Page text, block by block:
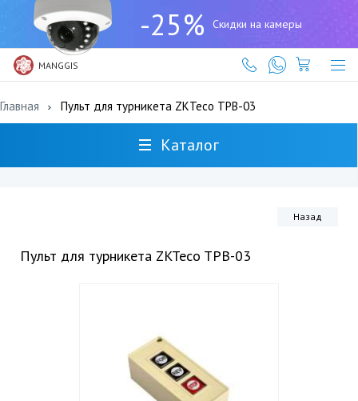
-25% Скидки на камеры
MANGGIS
(727)
317-
61-
61
Главная Пульт для турникета ZKTeco TPB-03
Каталог
Назад
Пульт для турникета ZKTeco TPB-03